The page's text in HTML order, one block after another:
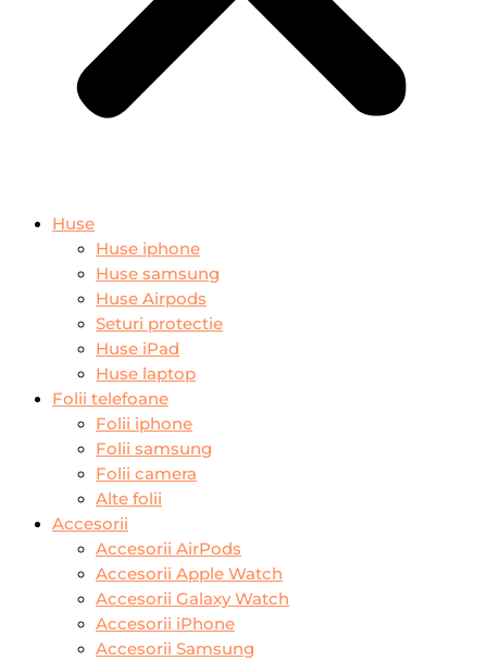
Huse
Huse iphone
Huse samsung
Huse Airpods
Seturi protectie
Huse iPad
Huse laptop
Folii telefoane
Folii iphone
Folii samsung
Folii camera
Alte folii
Accesorii
Accesorii AirPods
Accesorii Apple Watch
Accesorii Galaxy Watch
Accesorii iPhone
Accesorii Samsung